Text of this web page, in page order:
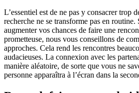
L’essentiel est de ne pas y consacrer trop
recherche ne se transforme pas en
augmenter vos chances de faire une
prometteuse, nous vous conseillons de
approches. Cela rend les rencontres
audacieuses. La connexion avec les
manière aléatoire, de sorte que vous ne
personne apparaîtra à l’écran dans la